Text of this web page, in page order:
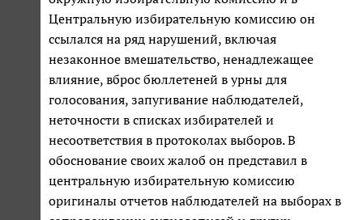
Центральную избирательную комиссию он
ссылался на ряд нарушений, включая
незаконное вмешательство, ненадлежащее
влияние, вброс бюллетеней в урны для
голосования, запугивание наблюдателей,
неточности в списках избирателей и
несоответствия в протоколах выборов. В
обоснование своих жалоб он представил в
центральную избирательную комиссию
оригиналы отчетов наблюдателей на выборах в